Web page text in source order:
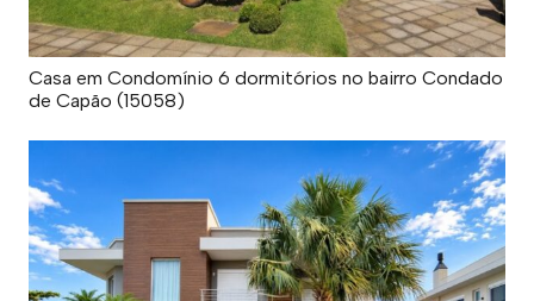
Casa em Condomínio 6 dormitórios no bairro Condado
de Capão (15058)